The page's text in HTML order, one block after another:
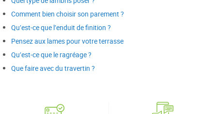
Comment bien choisir son parement ?
Qu’est-ce que l’enduit de finition ?
Pensez aux lames pour votre terrasse
Qu’est-ce que le ragréage ?
Que faire avec du travertin ?